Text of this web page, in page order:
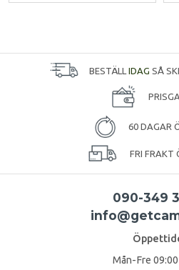
BESTÄLL IDAG SÅ
60 DAGAR
FRI FRAKT
090-349
Mån-Fre